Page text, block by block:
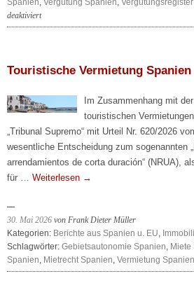
Spanien, Vergütung Spanien,
deaktiviertfür
EU-
Touristische Vermietung Spanien
Im Zusammenhang mit
touristischen
„Tribunal Supremo“ mit Urteil Nr. 620/2026
wesentliche Entscheidung zum sogenannten
arrendamientos de corta duración“ (NRUA),
für … Weiterlesen →
30. Mai 2026 von Frank Dieter Müller
Kategorien: Berichte aus Spanien u. EU,
Schlagwörter: Gebietsautonomie Spanien, Miete
Spanien, Mietrecht Spanien, Vermietung Spanien